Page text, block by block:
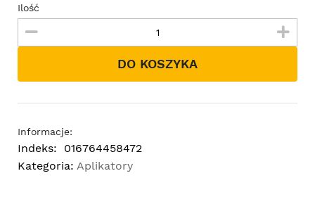
Ilość
DO KOSZYKA
Informacje:
Indeks:
016764458472
Kategoria: Aplikatory